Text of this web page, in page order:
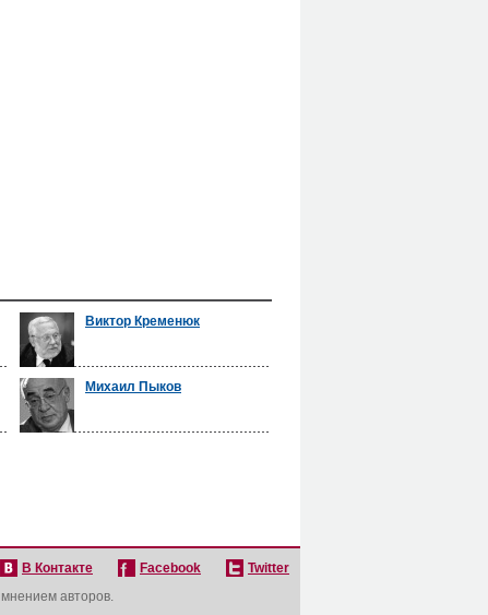
Виктор Кременюк
Михаил Пыков
В Контакте Facebook
Twitter
авторов.